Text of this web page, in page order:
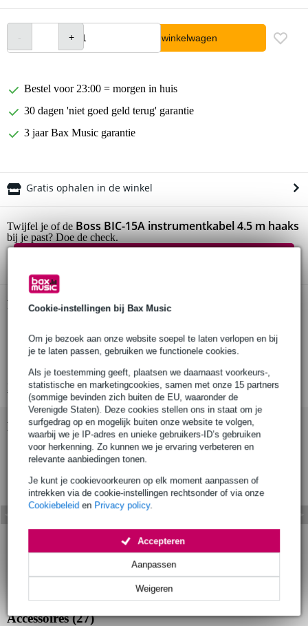
Cookie-instellingen bij Bax Music
Om je bezoek aan onze website soepel te laten verlopen en bij
je te laten passen, gebruiken we functionele cookies.
Als je toestemming geeft, plaatsen we daarnaast voorkeurs-,
statistische en marketingcookies, samen met onze 15 partners
(sommige bevinden zich buiten de EU, waaronder de
Verenigde Staten). Deze cookies stellen ons in staat om je
surfgedrag op en mogelijk buiten onze website te volgen,
waarbij we je IP-adres en unieke gebruikers-ID’s gebruiken
voor herkenning. Zo kunnen we je ervaring verbeteren en
relevante aanbiedingen tonen.
Je kunt je cookievoorkeuren op elk moment aanpassen of
intrekken via de cookie-instellingen rechtsonder of via onze
Cookiebeleid en Privacy policy.
Weigeren
Aanpassen
Accepteren
In winkelwagen
Bestel voor 23:00 = morgen in huis
30 dagen 'niet goed geld terug' garantie
3 jaar Bax Music garantie
Gratis ophalen in de winkel
Twijfel je of de Boss BIC-15A instrumentkabel 4.5 m haaks
bij je past? Doe de check.
Productinformatie
serie: BIC
Bekijk alle productspecificaties
Bekijk ook eens (7)
Accessoires (27)